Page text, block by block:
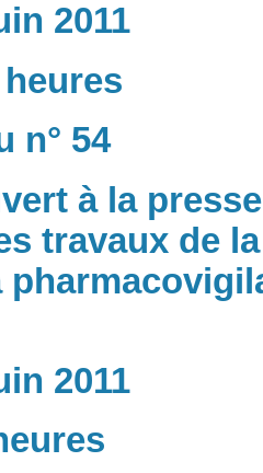
2011
n° 54
à la
travaux de
2011